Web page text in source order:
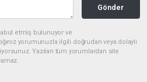
Gönder
etmiş bulunuyor ve
yorumunuzla ilgili doğrudan veya dolaylı
Yazılan tüm yorumlardan site